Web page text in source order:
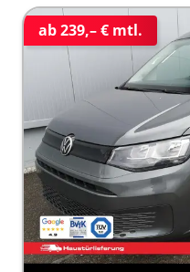
ab 239,– € mtl.